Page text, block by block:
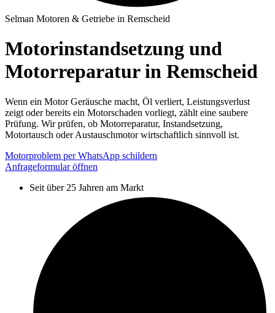
Selman Motoren & Getriebe in Remscheid
Motorinstandsetzung und
Motorreparatur in Remscheid
Wenn ein Motor Geräusche macht, Öl verliert, Leistungsverlust
zeigt oder bereits ein Motorschaden vorliegt, zählt eine saubere
Prüfung. Wir prüfen, ob Motorreparatur, Instandsetzung,
Motortausch oder Austauschmotor wirtschaftlich sinnvoll ist.
Motorproblem per WhatsApp schildern
Anfrageformular öffnen
Seit über 25 Jahren am Markt